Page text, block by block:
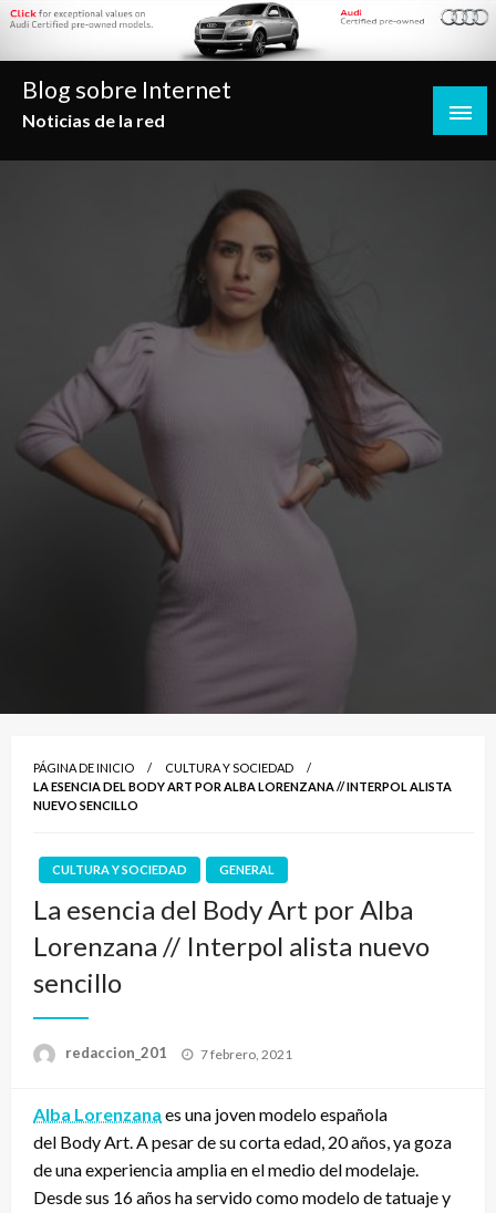
Saltar
contenido
Blog sobre Internet
Noticias de la red
PÁGINA DE INICIO
CULTURA Y SOCIEDAD
LA ESENCIA DEL BODY ART POR ALBA LORENZANA // INTERPOL ALISTA
NUEVO SENCILLO
CULTURA Y SOCIEDAD GENERAL
La esencia del Body Art por Alba
Lorenzana // Interpol alista nuevo
sencillo
redaccion_201
Publicado
7 febrero, 2021
Alba Lorenzana es una joven modelo española
del Body Art. A pesar de su corta edad, 20 años, ya goza
de una experiencia amplia en el medio del modelaje.
Desde sus 16 años ha servido como modelo de tatuaje y